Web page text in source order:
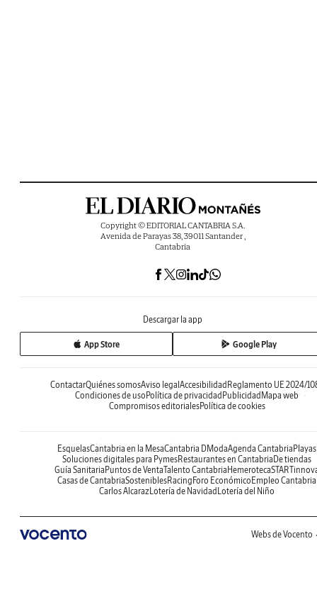
Copyright © EDITORIAL CANTABRIA S.A.
Avenida de Parayas 38, 39011 Santander ,
Cantabria
Descargar la app
App Store Google Play
ContactarQuiénes somosAviso legal Accesibilidad Reglamento UE 2024/
Condiciones de uso Política de privacidad Publicidad Mapa web
Compromisos editorialesPolítica de cookies
EsquelasCantabria en la MesaCantabria DModaAgenda Cantabria Playas
Soluciones digitales para PymesRestaurantes en Cantabria De tiendas
Guía Sanitaria Puntos de VentaTalento Cantabria Hemeroteca
Casas de CantabriaSosteniblesRacing Foro Económico Empleo Cantabria
Carlos AlcarazLotería de Navidad Lotería del Niño
Webs de Vocento